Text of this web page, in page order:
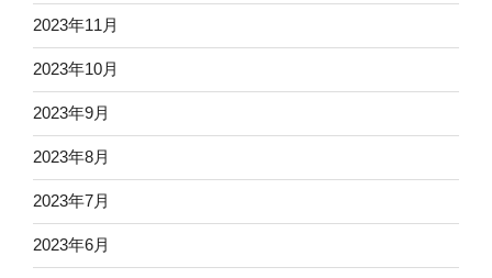
2023年11月
2023年10月
2023年9月
2023年8月
2023年7月
2023年6月